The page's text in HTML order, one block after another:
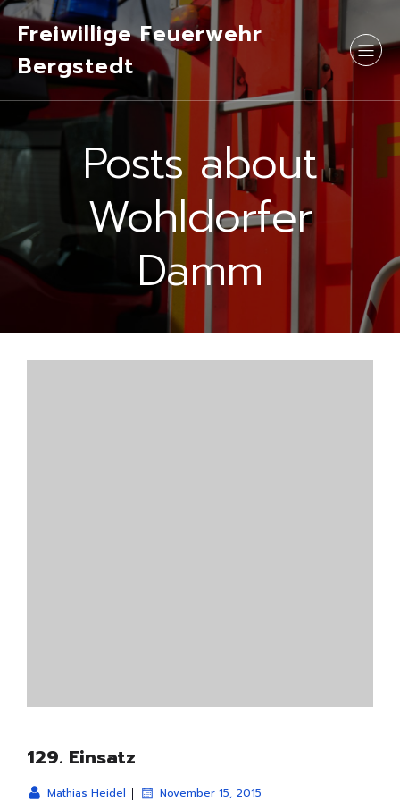
Freiwillige Feuerwehr
Bergstedt
Posts about
Wohldorfer
Damm
129. Einsatz
Mathias Heidel | November 15, 2015